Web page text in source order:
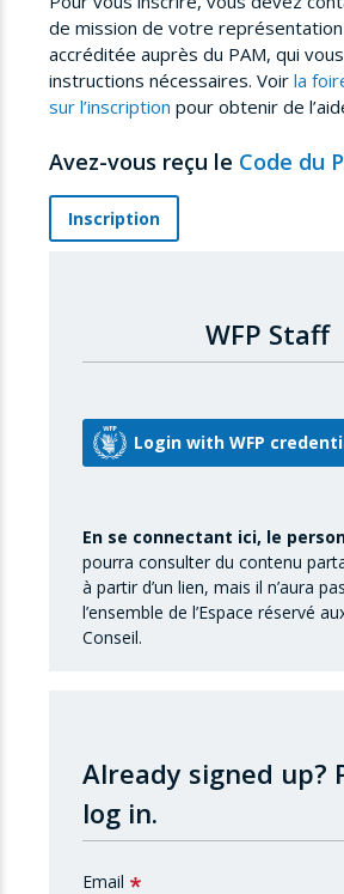
de mission de votre
accréditée auprès du PAM, qui
instructions nécessaires. Voir la
sur l’inscription pour obtenir de
Avez-vous reçu le Code du
Inscription
WFP Staff
En se connectant ici, le
pourra consulter du contenu
à partir d’un lien, mais il n’aura
l’ensemble de l’Espace réservé
Conseil.
Already signed up?
log in.
Email